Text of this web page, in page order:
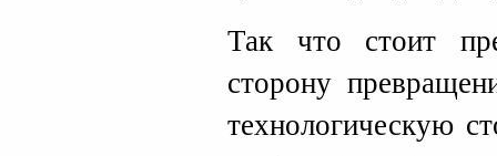
Так что стоит
сторону
технологическую